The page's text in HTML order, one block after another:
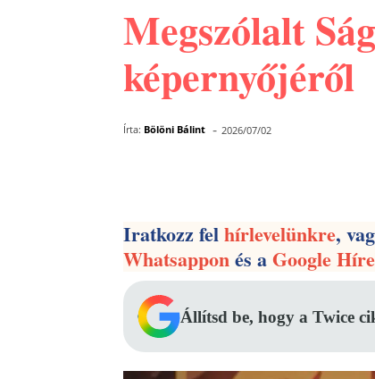
Megszólalt
képernyőjéről
Írta: Bölöni Bálint - 2026/07/02
Iratkozz felhírlevelünkre,
Whatsapponés aGoogle
Állítsd be, hogy a Twice